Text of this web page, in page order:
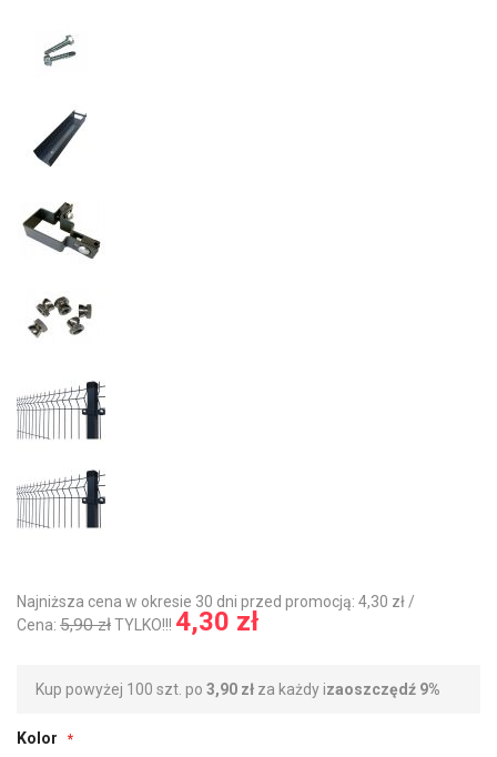
Najniższa cena w okresie 30 dni przed promocją: 4,30 zł /
Cena: 5,90 złTYLKO!!! 4,30 zł
Kup powyżej 100 szt. po3,90 zł za każdy izaoszczędź 9%
Kolor